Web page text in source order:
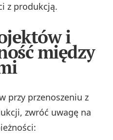
z produkcją.
i
między
przy przenoszeniu z
zwróć uwagę na